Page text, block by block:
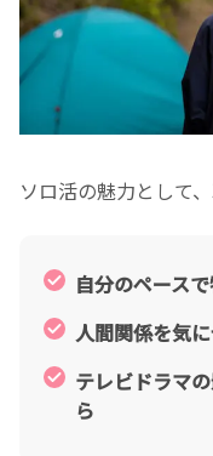
ソロ活の魅力として
自分のペース
人間関係を気
テレビドラマ
ら